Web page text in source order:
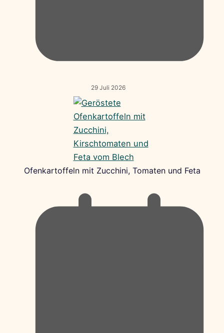
29 Juli 2026
Ofenkartoffeln mit Zucchini, Tomaten und Feta